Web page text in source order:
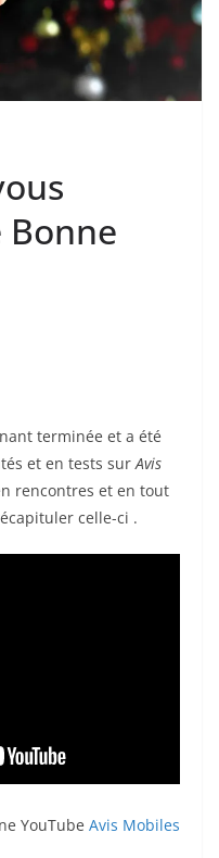
terminée et a été
et en tests sur Avis
rencontres et en tout
celle-ci .
YouTube Avis Mobiles